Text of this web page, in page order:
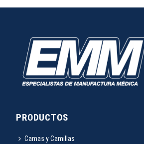
PRODUCTOS
Camas y Camillas